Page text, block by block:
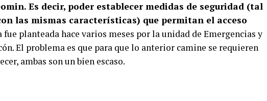
Es decir, poder establecer medidas de seguridad (tal
las mismas características) que permitan el acceso
planteada hace varios meses por la unidad de Emergencias y
El problema es que para que lo anterior camine se requieren
ambas son un bien escaso.